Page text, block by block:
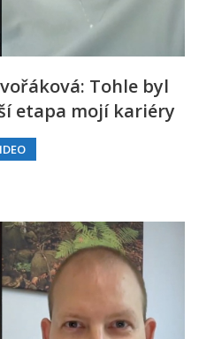
Tohle byl
etapa mojí kariéry